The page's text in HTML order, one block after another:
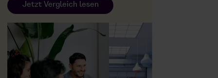
Jetzt Vergleich lesen